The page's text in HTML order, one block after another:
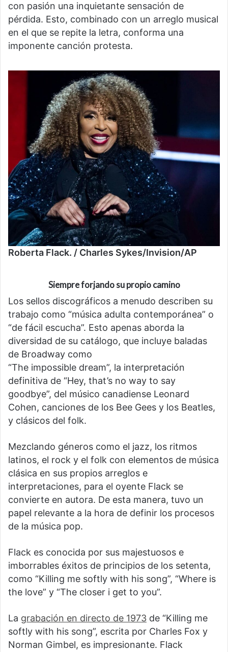
con pasión una inquietante sensación de
pérdida. Esto, combinado con un arreglo musical
en el que se repite la letra, conforma una
imponente canción protesta.
Roberta Flack. / Charles Sykes/Invision/AP
Siempre forjando su propio camino
Los sellos discográficos a menudo describen su
trabajo como “música adulta contemporánea” o
“de fácil escucha”. Esto apenas aborda la
diversidad de su catálogo, que incluye baladas
de Broadway como
“The impossible dream”, la interpretación
definitiva de “Hey, that’s no way to say
goodbye”, del músico canadiense Leonard
Cohen, canciones de los Bee Gees y los Beatles,
y clásicos del folk.
Mezclando géneros como el jazz, los ritmos
latinos, el rock y el folk con elementos de música
clásica en sus propios arreglos e
interpretaciones, para el oyente Flack se
convierte en autora. De esta manera, tuvo un
papel relevante a la hora de definir los procesos
de la música pop.
Flack es conocida por sus majestuosos e
imborrables éxitos de principios de los setenta,
como “Killing me softly with his song”, “Where is
the love” y “The closer i get to you”.
La grabación en directo de 1973 de “Killing me
softly with his song”, escrita por Charles Fox y
Norman Gimbel, es impresionante. Flack